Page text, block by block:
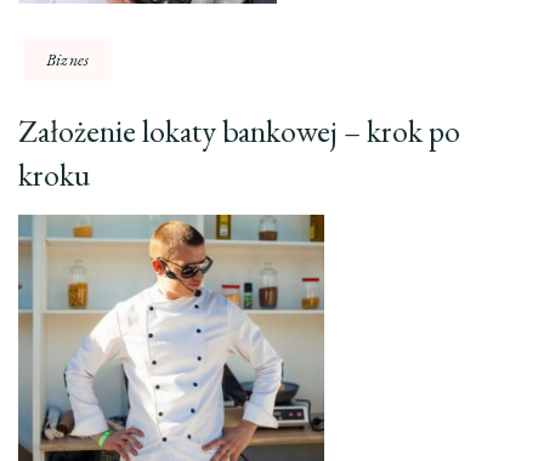
Biznes
Założenie lokaty bankowej – krok po
kroku